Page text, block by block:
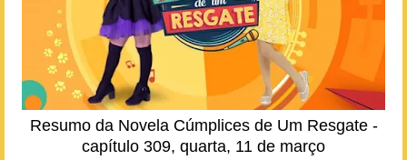
Resumo da Novela Cúmplices de Um Resgate -
capítulo 309, quarta, 11 de março